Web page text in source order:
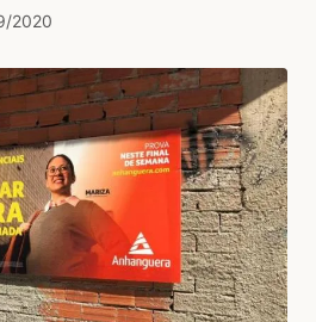
2020